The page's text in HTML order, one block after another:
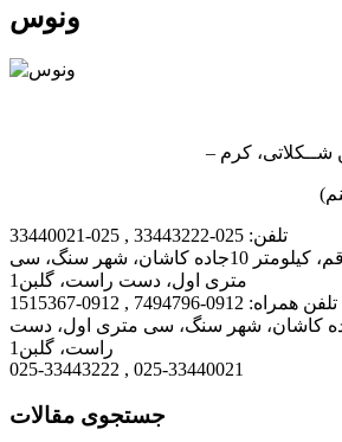
ونوس
شــکلاتی، کرم –
تلفن: 025-33443222 , 025-33440021
قم، کیلومتر 10جاده کاشان، شهر سنگ، سی
متری اول، دست راست، گلبن1
تلفن همراه: 0912-7494796 , 0912-1515367
کیلومتر 10جاده کاشان، شهر سنگ، سی متری اول، دست
راست، گلبن1
025-33443222 , 025-33440021
جستجوی مقالات